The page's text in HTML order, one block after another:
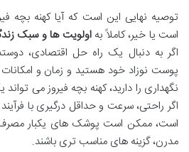
توصیه نهایی این است که آیا کهنه بچه
است یا خیر، کاملاً بهاولویت ها و سبک
اگر به دنبال یک راه حل اقتصادی،
پوست نوزاد خود هستید و زمان و
نگهداری را دارید، کهنه بچه فیروز می
اگر راحتی، سرعت و حداقل درگیری با
است، ممکن است پوشک های یکبار مصرف
مدرن، گزینه های مناسب تری باشند.